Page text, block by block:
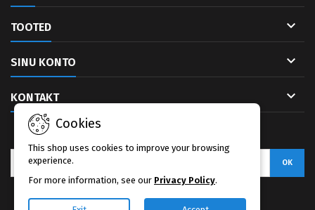
TOOTED 
SINU KONTO 
KONTAKT 
Cookies
This shop uses cookies to improve your browsing
experience.
For more information, see our Privacy Policy.
Facebook